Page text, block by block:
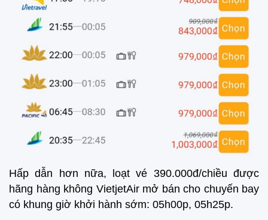
Hấp dẫn hơn nữa, loạt vé 390.000đ/chiều được
hãng hàng không VietjetAir mở bán cho chuyến bay
có khung giờ khởi hành sớm: 05h00p, 05h25p.